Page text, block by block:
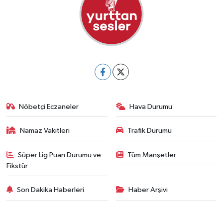
Nöbetçi Eczaneler Hava Durumu
Namaz Vakitleri Trafik Durumu
Süper Lig Puan Durumu ve
Fikstür
Tüm Manşetler
Son Dakika Haberleri Haber Arşivi